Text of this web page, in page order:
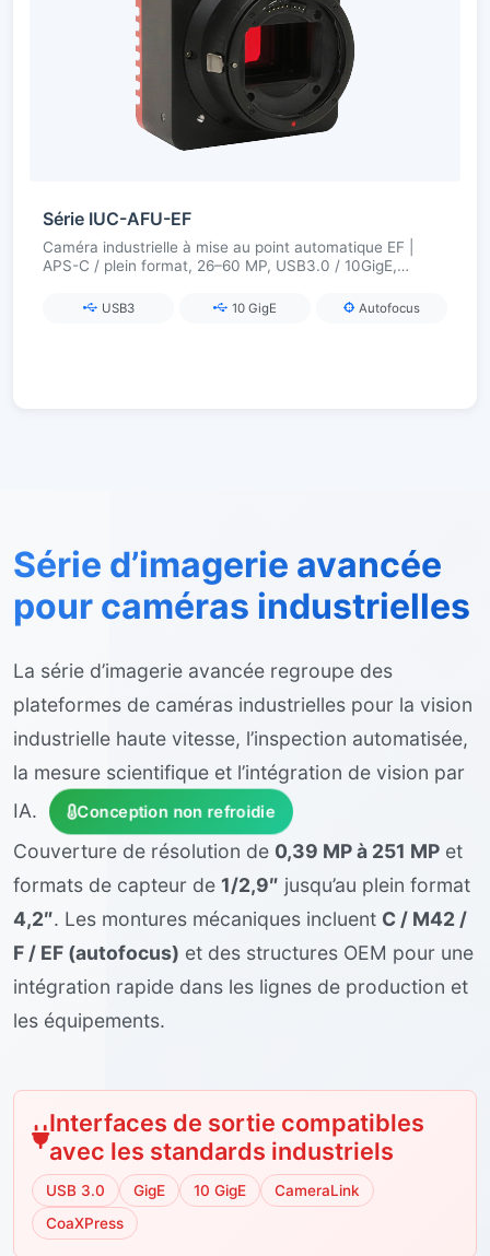
Série IUC-AFU-EF
Caméra industrielle à mise au point automatique EF |
APS-C / plein format, 26–60 MP, USB3.0 / 10GigE,
USB3 10 GigE Autofocus
Série d’imagerie avancée
pour caméras industrielles
La série d’imagerie avancée regroupe des
plateformes de caméras industrielles pour la vision
industrielle haute vitesse, l’inspection automatisée,
la mesure scientifique et l’intégration de vision par
IA.
Conception non refroidie
Couverture de résolution de 0,39 MP à 251 MP et
formats de capteur de 1/2,9″ jusqu’au plein format
4,2″. Les montures mécaniques incluent C / M42 /
F / EF (autofocus) et des structures OEM pour une
intégration rapide dans les lignes de production et
les équipements.
Interfaces de sortie compatibles
avec les standards industriels
USB 3.0 GigE 10 GigE
CameraLink
CoaXPress